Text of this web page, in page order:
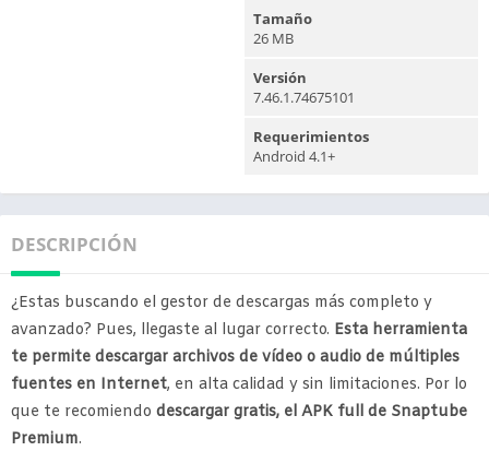
Tamaño
26 MB
Versión
7.46.1.74675101
Requerimientos
Android 4.1+
DESCRIPCIÓN
¿Estas buscando el gestor de descargas más completo y
avanzado? Pues, llegaste al lugar correcto. Esta herramienta
te permite descargar archivos de vídeo o audio de múltiples
fuentes en Internet, en alta calidad y sin limitaciones. Por lo
que te recomiendo descargar gratis, el APK full de Snaptube
Premium.